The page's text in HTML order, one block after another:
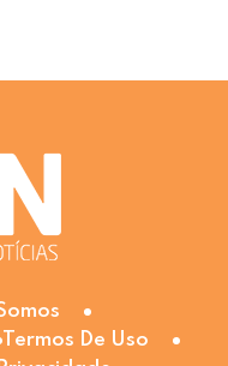
Termos De Uso